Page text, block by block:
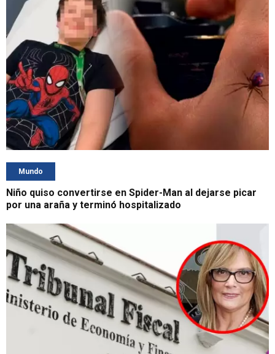
Mundo
Niño quiso convertirse en Spider-Man al dejarse picar
por una araña y terminó hospitalizado